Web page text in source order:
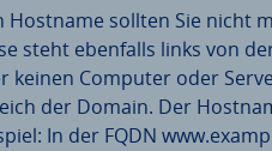
Hostname sollten Sie nicht
steht ebenfalls links von
keinen Computer oder
der Domain. Der
In der FQDN